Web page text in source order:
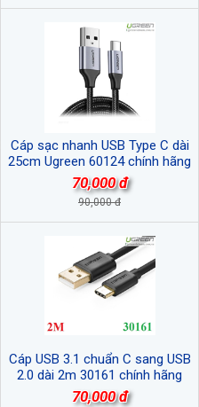
Cáp sạc nhanh USB Type C dài
25cm Ugreen 60124 chính hãng
70,000 đ
90,000 đ
Cáp USB 3.1 chuẩn C sang USB
2.0 dài 2m 30161 chính hãng
Ugreen
70,000 đ